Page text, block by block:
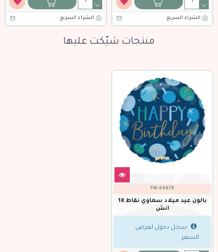
الشراء السريع الشراء السريع
منتجات شيّكت عليها
PM-64878
بالون عيد ميلاد سماوي نقاط 18
انش
سجل دخول لعرض
السعر